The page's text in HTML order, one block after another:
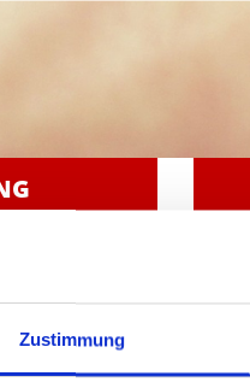
Zustimmung